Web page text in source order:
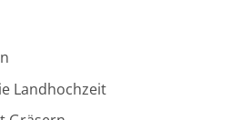
Landhochzeit